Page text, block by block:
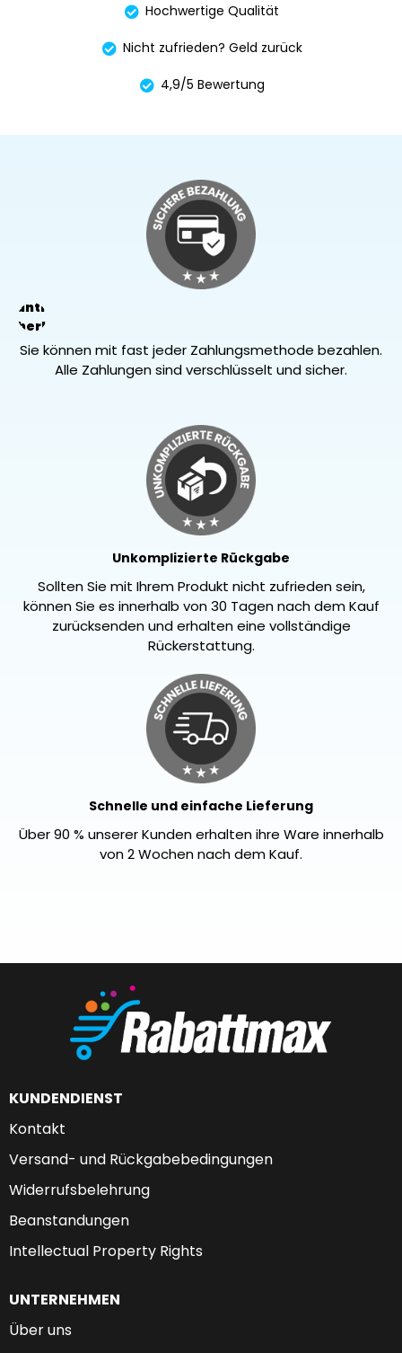
Hochwertige Qualität
Nicht zufrieden? Geld zurück
4,9/5 Bewertung
Sie können mit fast jeder Zahlungsmethode bezahlen.
Alle Zahlungen sind verschlüsselt und sicher.
Unkomplizierte Rückgabe
Sollten Sie mit Ihrem Produkt nicht zufrieden sein,
können Sie es innerhalb von 30 Tagen nach dem Kauf
zurücksenden und erhalten eine vollständige
Rückerstattung.
Schnelle und einfache Lieferung
Über 90 % unserer Kunden erhalten ihre Ware innerhalb
von 2 Wochen nach dem Kauf.
KUNDENDIENST
Kontakt
Versand- und Rückgabebedingungen
Widerrufsbelehrung
Beanstandungen
Intellectual Property Rights
UNTERNEHMEN
Über uns